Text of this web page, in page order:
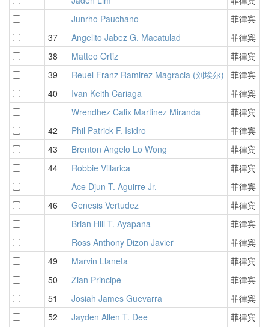
Junrho Pauchano
菲律宾
37
Angelito Jabez G. Macatulad 菲律宾
38
Matteo Ortiz 菲律宾
39
Reuel Franz Ramirez Magracia (刘埃尔) 菲律宾
40
Ivan Keith Cariaga 菲律宾
Wrendhez Calix Martinez Miranda
菲律宾
42
Phil Patrick F. Isidro 菲律宾
43
Brenton Angelo Lo Wong 菲律宾
44
Robbie Villarica 菲律宾
Ace Djun T. Aguirre Jr.
菲律宾
46
Genesis Vertudez 菲律宾
Brian Hill T. Ayapana
菲律宾
Ross Anthony Dizon Javier
菲律宾
49
Marvin Llaneta 菲律宾
50
Zian Principe 菲律宾
51
Josiah James Guevarra 菲律宾
52
Jayden Allen T. Dee 菲律宾